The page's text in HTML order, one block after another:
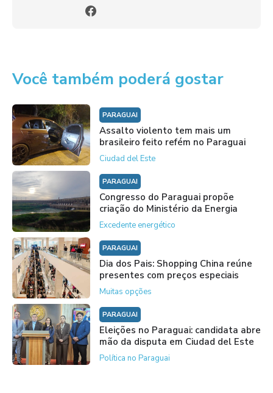
Você também poderá gostar
PARAGUAI
Assalto violento tem mais um
brasileiro feito refém no Paraguai
Ciudad del Este
PARAGUAI
Congresso do Paraguai propõe
criação do Ministério da Energia
Excedente energético
PARAGUAI
Dia dos Pais: Shopping China reúne
presentes com preços especiais
Muitas opções
PARAGUAI
Eleições no Paraguai: candidata abre
mão da disputa em Ciudad del Este
Política no Paraguai